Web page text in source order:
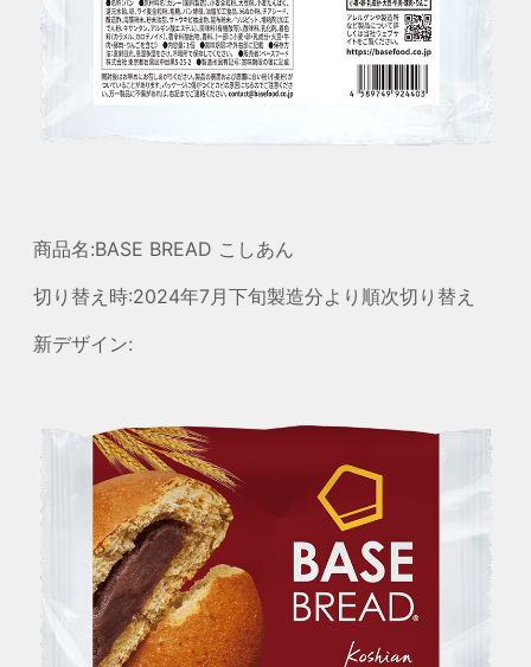
商品名:BASE BREAD こしあん
切り替え時:2024年7月下旬製造分より順次切り替え
新デザイン: